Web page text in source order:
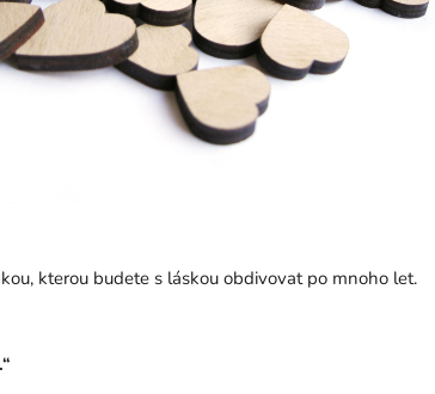
kterou budete s láskou obdivovat po mnoho let.